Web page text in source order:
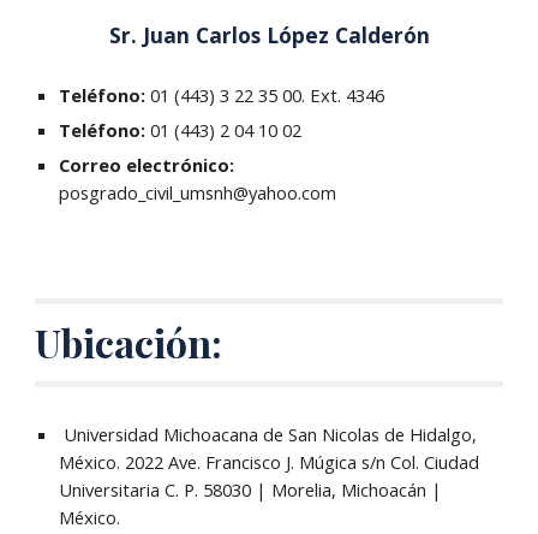
Sr. Juan Carlos López Calderón
Teléfono:01 (443) 3 22 35 00. Ext. 4346
Teléfono: 01 (443) 2 04 10 02
Correo electrónico:
posgrado_civil_umsnh@yahoo.com
Ubicación:
Universidad Michoacana de San Nicolas de Hidalgo,
México. 2022 Ave. Francisco J. Múgica s/n Col. Ciudad
Universitaria C. P. 58030 | Morelia, Michoacán |
México.